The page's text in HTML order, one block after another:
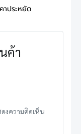
าประหยัด
ค้า
งความคิดเห็น